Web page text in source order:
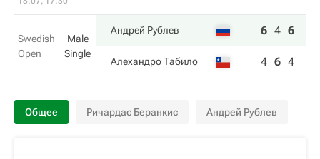
Swedish
Open
Male
Single
Андрей Рублев 6 4 6
Алехандро Табило 4 6 4
Общее Ричардас Беранкис Андрей Рублев